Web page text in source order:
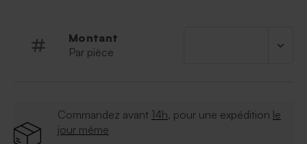
Montant
Par pièce
Commandez avant 14h, pour une expédition le
jour même